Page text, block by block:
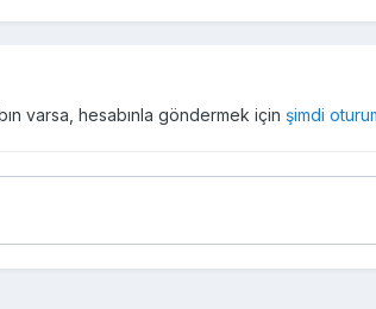
varsa, hesabınla göndermek için şimdi